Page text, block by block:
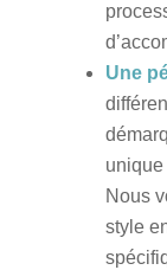
Une
unique
Nous
style